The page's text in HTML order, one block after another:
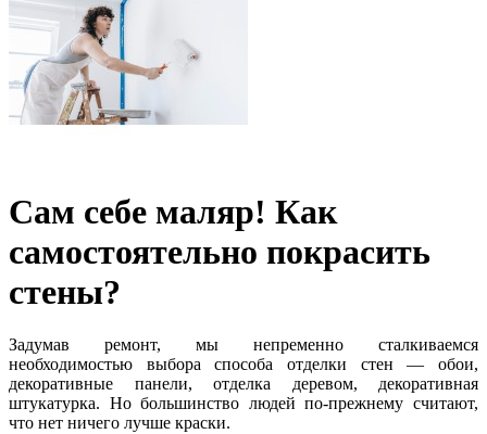
Сам себе маляр! Как
самостоятельно покрасить
стены?
Задумав ремонт, мы непременно сталкиваемся
необходимостью выбора способа отделки стен — обои,
декоративные панели, отделка деревом, декоративная
штукатурка. Но большинство людей по-прежнему считают,
что нет ничего лучше краски.